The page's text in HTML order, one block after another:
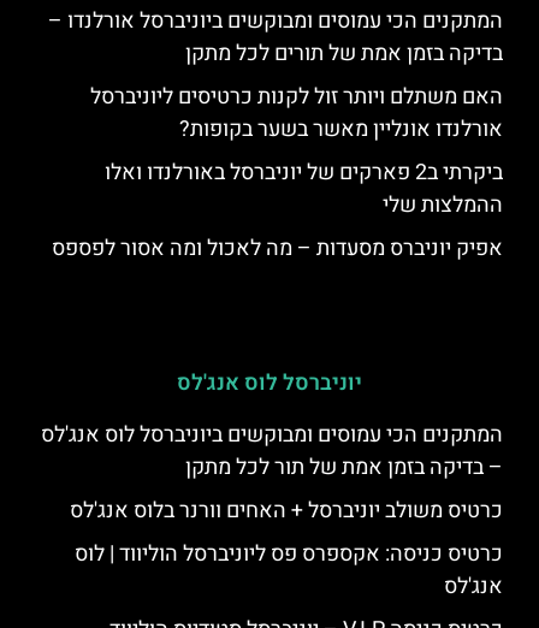
המתקנים הכי עמוסים ומבוקשים ביוניברסל אורלנדו –
בדיקה בזמן אמת של תורים לכל מתקן
האם משתלם ויותר זול לקנות כרטיסים ליוניברסל
אורלנדו אונליין מאשר בשער בקופות?
ביקרתי ב2 פארקים של יוניברסל באורלנדו ואלו
ההמלצות שלי
אפיק יוניברס מסעדות – מה לאכול ומה אסור לפספס
יוניברסל לוס אנג'לס
המתקנים הכי עמוסים ומבוקשים ביוניברסל לוס אנג'לס
– בדיקה בזמן אמת של תור לכל מתקן
כרטיס משולב יוניברסל + האחים וורנר בלוס אנג'לס
כרטיס כניסה: אקספרס פס ליוניברסל הוליווד | לוס
אנג'לס